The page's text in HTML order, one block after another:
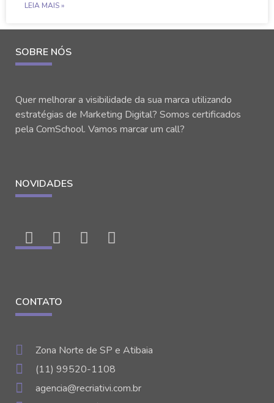
LEIA MAIS »
SOBRE NÓS
Quer melhorar a visibilidade da sua marca utilizando
estratégias de Marketing Digital? Somos certificados
pela ComSchool. Vamos marcar um call?
NOVIDADES
CONTATO
Zona Norte de SP e Atibaia
(11) 99520-1108
agencia@recriativi.com.br